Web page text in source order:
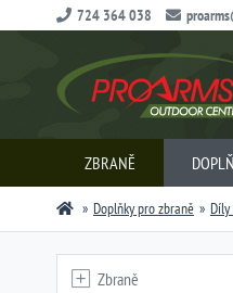
724 364 038
ZBRANĚ
Doplňky pro zbraně
Zbraně